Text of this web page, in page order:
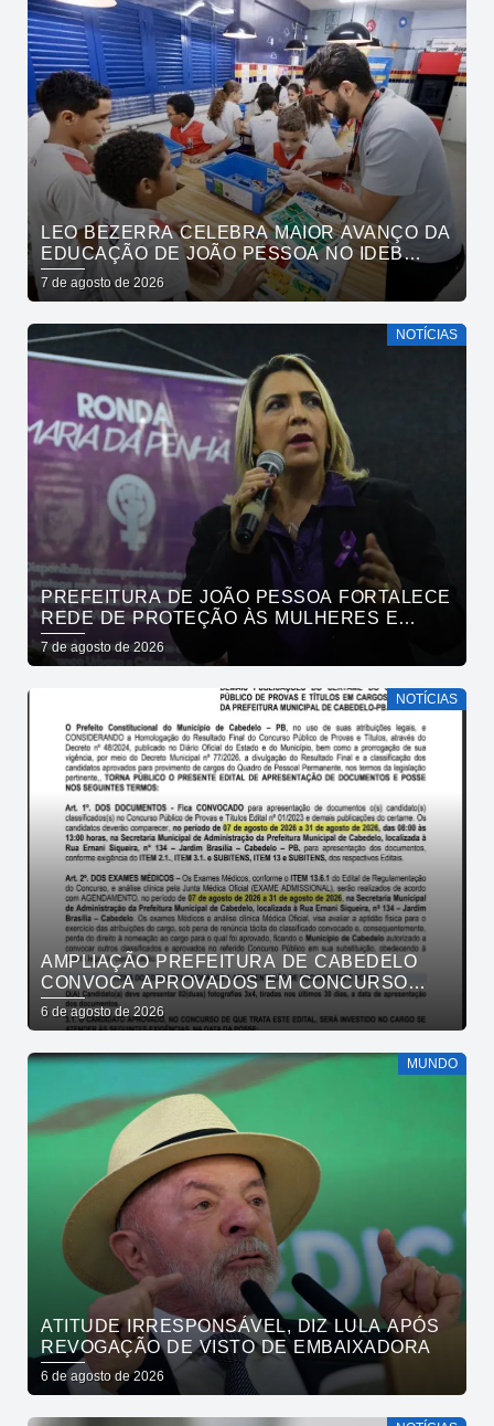
LEO BEZERRA CELEBRA MAIOR AVANÇO DA
EDUCAÇÃO DE JOÃO PESSOA NO IDEB
ENTRE CAPITAIS DO NORDESTE
7 de agosto de 2026
NOTÍCIAS
PREFEITURA DE JOÃO PESSOA FORTALECE
REDE DE PROTEÇÃO ÀS MULHERES E
ENTENDE QUE ACOLHER É SALVAR VIDAS
7 de agosto de 2026
NOTÍCIAS
AMPLIAÇÃO PREFEITURA DE CABEDELO
CONVOCA APROVADOS EM CONCURSO
PÚBLICO DA SAÚDE PARA APRESENTAÇÃO
DE DOCUMENTOS
6 de agosto de 2026
MUNDO
ATITUDE IRRESPONSÁVEL, DIZ LULA APÓS
REVOGAÇÃO DE VISTO DE EMBAIXADORA
6 de agosto de 2026